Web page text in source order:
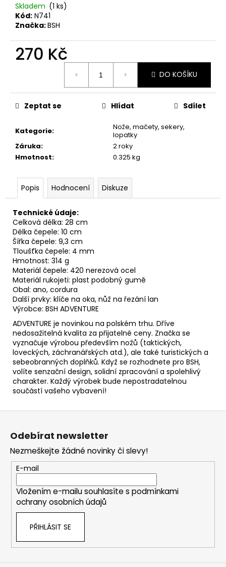
Skladem (1 ks)
Kód: N741
Značka:BSH
270 Kč
DO KOŠÍKU
Kategorie:
Nože, mačety, sekery,
lopatky
Záruka:
2 roky
Hmotnost: 0.325 kg
Zeptat se Hlídat Sdílet
Popis Hodnocení Diskuze
Technické údaje:
Celková délka: 28 cm
Délka čepele: 10 cm
Šířka čepele: 9,3 cm
Tloušťka čepele: 4 mm
Hmotnost: 314 g
Materiál čepele: 420 nerezová ocel
Materiál rukojeti: plast podobný gumě
Obal: ano, cordura
Další prvky: klíče na oka, nůž na řezání lan
Výrobce: BSH ADVENTURE
ADVENTURE je novinkou na polském trhu. Dříve
nedosažitelná kvalita za přijatelné ceny. Značka se
vyznačuje výrobou především nožů (taktických,
loveckých, záchranářských atd.), ale také turistických a
sebeobranných doplňků. Když se rozhodnete pro BSH,
volíte senzační design, solidní zpracování a spolehlivý
charakter. Každý výrobek bude nepostradatelnou
součástí vašeho vybavení!
Z
Odebírat newsletter
Nezmeškejte žádné novinky či slevy!
E-mail
Vložením e-mailu souhlasíte s podmínkami
ochrany osobních údajů
PŘIHLÁSIT SE